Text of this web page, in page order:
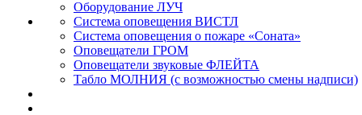
Оборудование ЛУЧ
Система оповещения ВИСТЛ
Система оповещения о пожаре «Соната»
Оповещатели ГРОМ
Оповещатели звуковые ФЛЕЙТА
Табло МОЛНИЯ (с возможностью смены надписи)